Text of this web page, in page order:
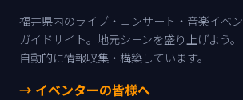
福井県内のライブ・コンサート・音楽イベ
ガイドサイト。地元シーンを盛り上げよう
自動的に情報収集・構築しています。
→ イベンターの皆様へ